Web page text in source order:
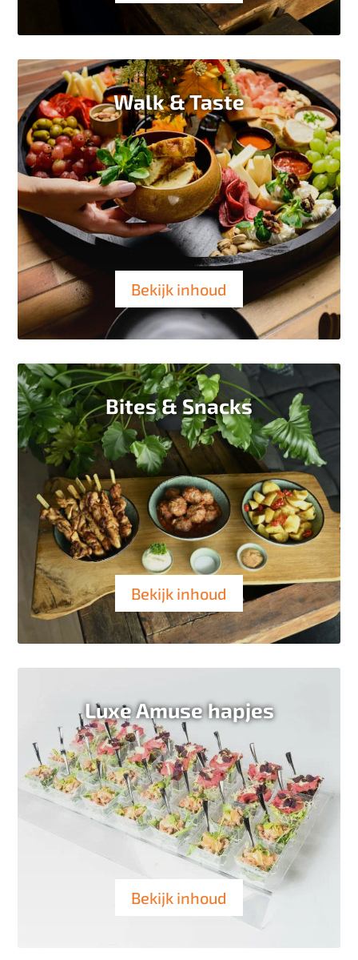
Walk & Taste
Bekijk inhoud
Bites & Snacks
Bekijk inhoud
Luxe Amuse hapjes
Bekijk inhoud